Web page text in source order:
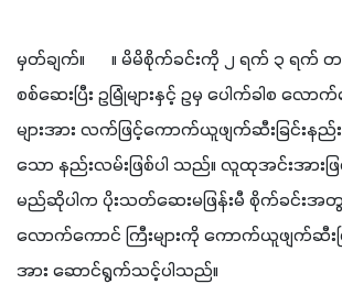
မှတ်ချက်။      ။ မိမိစိုက်ခင်းကို ၂ ရက် ၃ ရက်
စစ်ဆေးပြီး ဥမြုံများနှင့် ဥမှ ပေါက်ခါစ လေ
များအား လက်ဖြင့်ကောက်ယူဖျက်ဆီးခြင်း
သော နည်းလမ်းဖြစ်ပါ သည်။ လူထုအင်းအားဖ
မည်ဆိုပါက ပိုးသတ်ဆေးမဖြန်းမီ စိုက်ခင်းအတွ
လောက်ကောင် ကြီးများကို ကောက်ယူဖျက်ဆီးပြီး
အား ဆောင်ရွက်သင့်ပါသည်။